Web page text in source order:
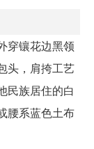
穿镶花边黑领
头，肩挎工艺
民族居住的白
腰系蓝色土布